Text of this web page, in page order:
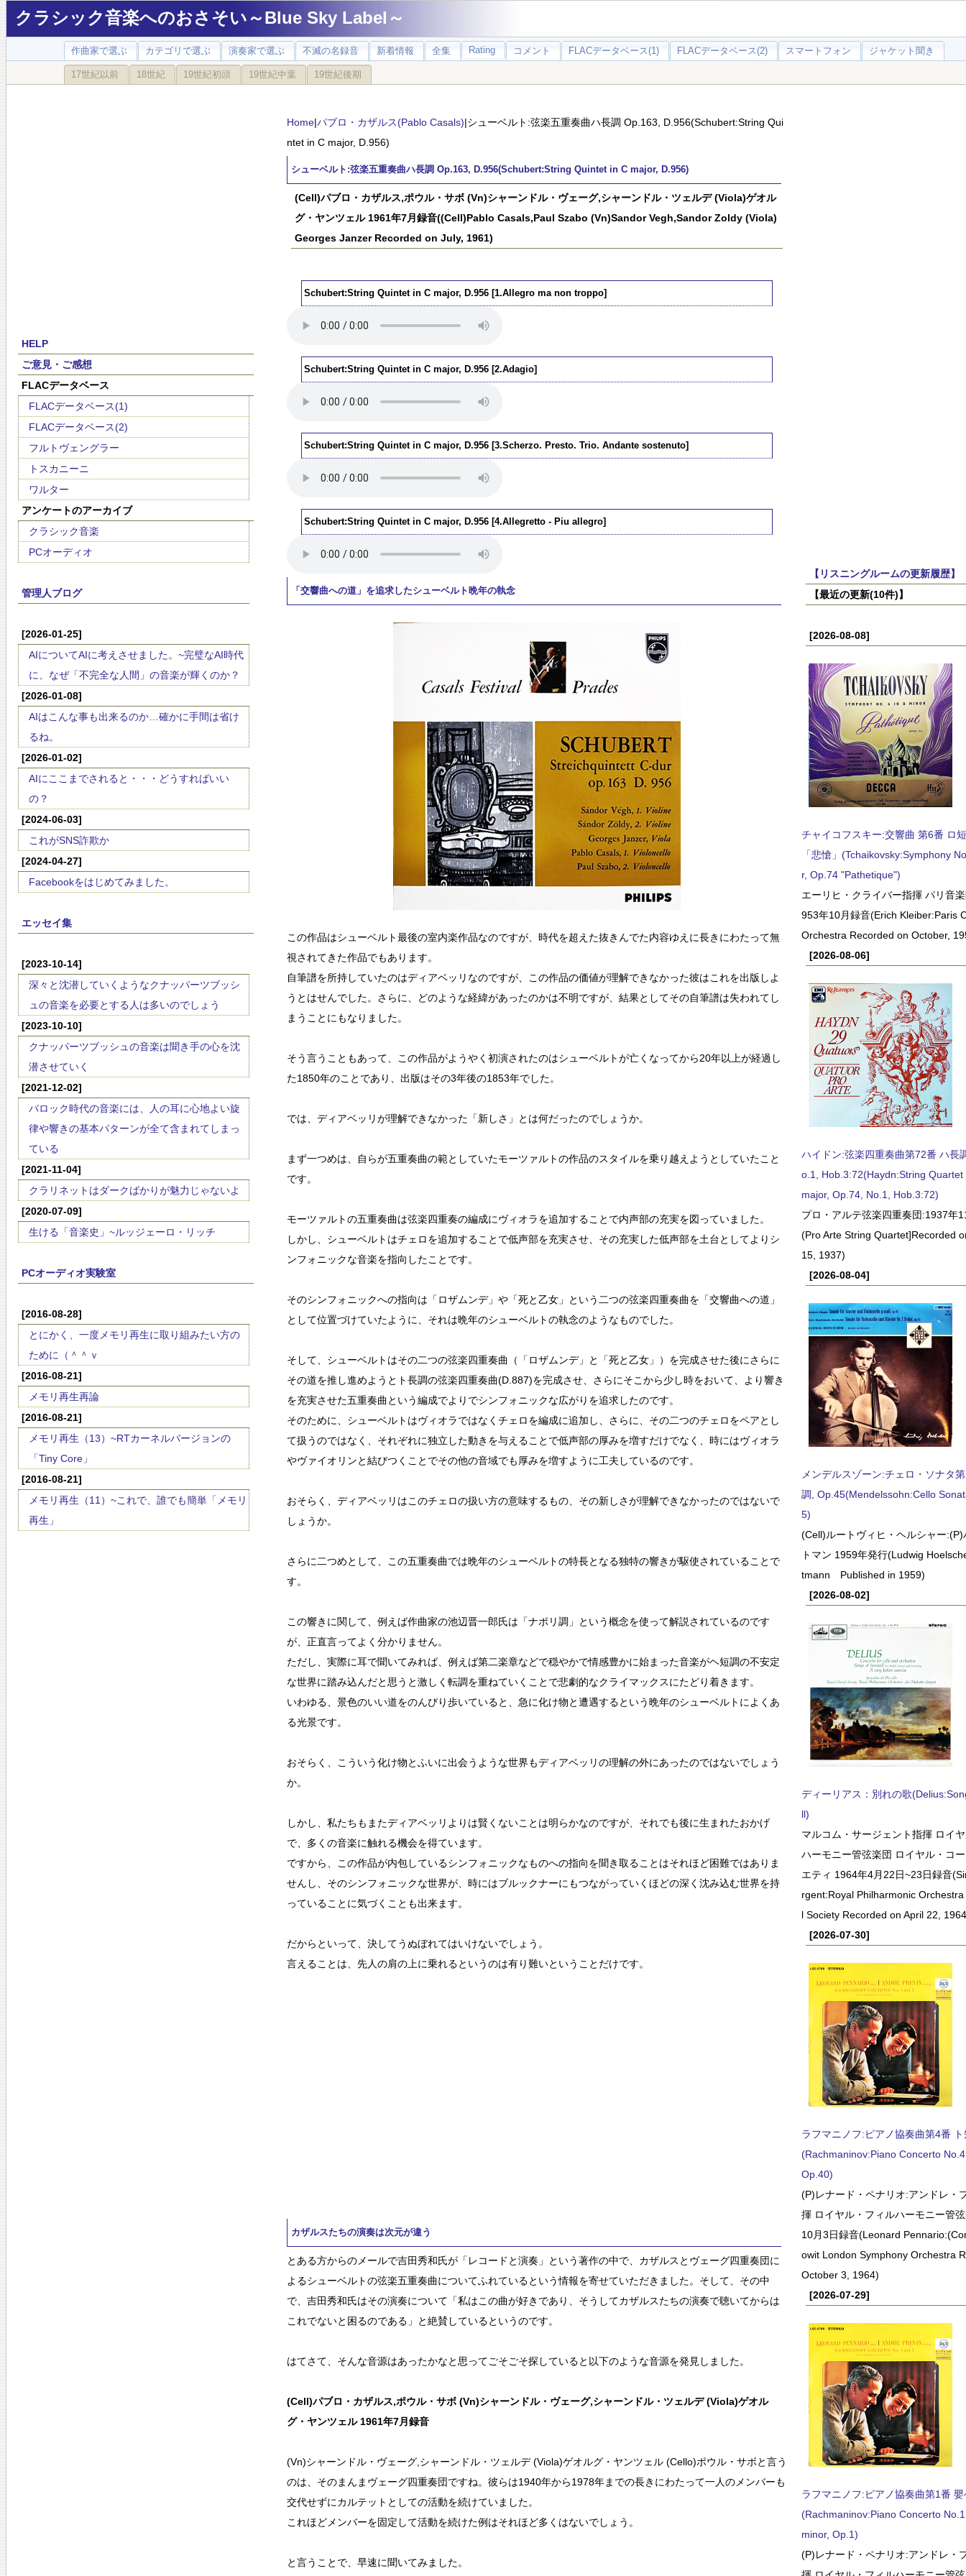
クラシック音楽へのおさそい～Blue Sky Label～
作曲家で選ぶ カテゴリで選ぶ 演奏家で選ぶ 不滅の名録音 新着情報 全集 Rating コメント FLACデータベース(1) FLACデータベース(2) スマートフォン ジャケット聞き
17世紀以前 18世紀 19世紀初頭 19世紀中葉 19世紀後期
HELP
ご意見・ご感想
FLACデータベース
FLACデータベース(1)
FLACデータベース(2)
フルトヴェングラー
トスカニーニ
ワルター
アンケートのアーカイブ
クラシック音楽
PCオーディオ
管理人ブログ
[2026-01-25]
AIについてAIに考えさせました。~完璧なAI時代
に、なぜ「不完全な人間」の音楽が輝くのか？
[2026-01-08]
AIはこんな事も出来るのか…確かに手間は省け
るね。
[2026-01-02]
AIにここまでされると・・・どうすればいい
の？
[2024-06-03]
これがSNS詐欺か
[2024-04-27]
Facebookをはじめてみました。
エッセイ集
[2023-10-14]
深々と沈潜していくようなクナッパーツブッシ
ュの音楽を必要とする人は多いのでしょう
[2023-10-10]
クナッパーツブッシュの音楽は聞き手の心を沈
潜させていく
[2021-12-02]
バロック時代の音楽には、人の耳に心地よい旋
律や響きの基本パターンが全て含まれてしまっ
ている
[2021-11-04]
クラリネットはダークばかりが魅力じゃないよ
[2020-07-09]
生ける「音楽史」~ルッジェーロ・リッチ
PCオーディオ実験室
[2016-08-28]
とにかく、一度メモリ再生に取り組みたい方の
ために（＾＾ｖ
[2016-08-21]
メモリ再生再論
[2016-08-21]
メモリ再生（13）~RTカーネルバージョンの
「Tiny Core」
[2016-08-21]
メモリ再生（11）~これで、誰でも簡単「メモリ
再生」
Home|パブロ・カザルス(Pablo Casals)|シューベルト:弦楽五重奏曲ハ長調 Op.163, D.956(Schubert:String Qui
ntet in C major, D.956)
シューベルト:弦楽五重奏曲ハ長調 Op.163, D.956(Schubert:String Quintet in C major, D.956)
(Cell)パブロ・カザルス,ポウル・サボ (Vn)シャーンドル・ヴェーグ,シャーンドル・ツェルデ (Viola)ゲオル
グ・ヤンツェル 1961年7月録音((Cell)Pablo Casals,Paul Szabo (Vn)Sandor Vegh,Sandor Zoldy (Viola)
Georges Janzer Recorded on July, 1961)
Schubert:String Quintet in C major, D.956 [1.Allegro ma non troppo]
Schubert:String Quintet in C major, D.956 [2.Adagio]
Schubert:String Quintet in C major, D.956 [3.Scherzo. Presto. Trio. Andante sostenuto]
Schubert:String Quintet in C major, D.956 [4.Allegretto - Piu allegro]
「交響曲への道」を追求したシューベルト晩年の執念
この作品はシューベルト最後の室内楽作品なのですが、時代を超えた抜きんでた内容ゆえに長きにわたって無
視されてきた作品でもあります。
自筆譜を所持していたのはディアベッリなのですが、この作品の価値が理解できなかった彼はこれを出版しよ
うとはせんでした。さらに、どのような経緯があったのかは不明ですが、結果としてその自筆譜は失われてし
まうことにもなりました。
そう言うこともあって、この作品がようやく初演されたのはシューベルトが亡くなってから20年以上が経過し
た1850年のことであり、出版はその3年後の1853年でした。
では、ディアベッリが理解できなかった「新しさ」とは何だったのでしょうか。
まず一つめは、自らが五重奏曲の範としていたモーツァルトの作品のスタイルを乗り越えようとしていたこと
です。
モーツァルトの五重奏曲は弦楽四重奏の編成にヴィオラを追加することで内声部の充実を図っていました。
しかし、シューベルトはチェロを追加することで低声部を充実させ、その充実した低声部を土台としてよりシ
ンフォニックな音楽を指向したことです。
そのシンフォニックへの指向は「ロザムンデ」や「死と乙女」という二つの弦楽四重奏曲を「交響曲への道」
として位置づけていたように、それは晩年のシューベルトの執念のようなものでした。
そして、シューベルトはその二つの弦楽四重奏曲（「ロザムンデ」と「死と乙女」）を完成させた後にさらに
その道を推し進めようとト長調の弦楽四重奏曲(D.887)を完成させ、さらにそこから少し時をおいて、より響き
を充実させた五重奏曲という編成でよりでシンフォニックな広がりを追求したのです。
そのために、シューベルトはヴィオラではなくチェロを編成に追加し、さらに、その二つのチェロをペアとし
て扱うのではなく、それぞれに独立した動きを与えることで低声部の厚みを増すだけでなく、時にはヴィオラ
やヴァイオリンと結びつくことでその他の音域でも厚みを増すように工夫しているのです。
おそらく、ディアベッリはこのチェロの扱い方の意味するもの、その新しさが理解できなかったのではないで
しょうか。
さらに二つめとして、この五重奏曲では晩年のシューベルトの特長となる独特の響きが駆使されていることで
す。
この響きに関して、例えば作曲家の池辺晋一郎氏は「ナポリ調」という概念を使って解説されているのです
が、正直言ってよく分かりません。
ただし、実際に耳で聞いてみれば、例えば第二楽章などで穏やかで情感豊かに始まった音楽がヘ短調の不安定
な世界に踏み込んだと思うと激しく転調を重ねていくことで悲劇的なクライマックスにたどり着きます。
いわゆる、景色のいい道をのんびり歩いていると、急に化け物と遭遇するという晩年のシューベルトによくあ
る光景です。
おそらく、こういう化け物とふいに出会うような世界もディアベッリの理解の外にあったのではないでしょう
か。
しかし、私たちもまたディアベッリよりは賢くないことは明らかなのですが、それでも後に生まれたおかげ
で、多くの音楽に触れる機会を得ています。
ですから、この作品が内包しているシンフォニックなものへの指向を聞き取ることはそれほど困難ではありま
せんし、そのシンフォニックな世界が、時にはブルックナーにもつながっていくほどの深く沈み込む世界を持
っていることに気づくことも出来ます。
だからといって、決してうぬぼれてはいけないでしょう。
言えることは、先人の肩の上に乗れるというのは有り難いということだけです。
カザルスたちの演奏は次元が違う
とある方からのメールで吉田秀和氏が「レコードと演奏」という著作の中で、カザルスとヴェーグ四重奏団に
よるシューベルトの弦楽五重奏曲についてふれているという情報を寄せていただきました。そして、その中
で、吉田秀和氏はその演奏について「私はこの曲が好きであり、そうしてカザルスたちの演奏で聴いてからは
これでないと困るのである」と絶賛しているというのです。
はてさて、そんな音源はあったかなと思ってごそごそ探していると以下のような音源を発見しました。
(Cell)パブロ・カザルス,ポウル・サボ (Vn)シャーンドル・ヴェーグ,シャーンドル・ツェルデ (Viola)ゲオル
グ・ヤンツェル 1961年7月録音
(Vn)シャーンドル・ヴェーグ,シャーンドル・ツェルデ (Viola)ゲオルグ・ヤンツェル (Cello)ポウル・サボと言う
のは、そのまんまヴェーグ四重奏団ですね。彼らは1940年から1978年までの長きにわたって一人のメンバーも
交代せずにカルテットとしての活動を続けていました。
これほどメンバーを固定して活動を続けた例はそれほど多くはないでしょう。
と言うことで、早速に聞いてみました。
【リスニングルームの更新履歴】
【最近の更新(10件)】
[2026-08-08]
チャイコフスキー:交響曲 第6番 ロ
「悲愴」(Tchaikovsky:Symphony
r, Op.74 "Pathetique")
エーリヒ・クライバー指揮 パリ音
953年10月録音(Erich Kleiber:Paris
Orchestra Recorded on October,
[2026-08-06]
ハイドン:弦楽四重奏曲第72番 ハ長
o.1, Hob.3:72(Haydn:String Quartet
major, Op.74, No.1, Hob.3:72)
プロ・アルテ弦楽四重奏団:1937年
(Pro Arte String Quartet]Recorded
15, 1937)
[2026-08-04]
メンデルスゾーン:チェロ・ソナタ
調, Op.45(Mendelssohn:Cello
5)
(Cell)ルートヴィヒ・ヘルシャー
トマン 1959年発行(Ludwig
tmann Published in 1959)
[2026-08-02]
ディーリアス：別れの歌
ll)
マルコム・サージェント指揮 ロイ
ハーモニー管弦楽団 ロイヤル・コ
エティ 1964年4月22日~23日録音
rgent:Royal Philharmonic
l Society Recorded on April 22,
[2026-07-30]
ラフマニノフ:ピアノ協奏曲第4番
(Rachmaninov:Piano Concerto
Op.40)
(P)レナード・ペナリオ:アンドレ・
揮 ロイヤル・フィルハーモニー管
10月3日録音(Leonard
owit London Symphony Orchestra
October 3, 1964)
[2026-07-29]
ラフマニノフ:ピアノ協奏曲第1番
(Rachmaninov:Piano Concerto
minor, Op.1)
(P)レナード・ペナリオ:アンドレ・